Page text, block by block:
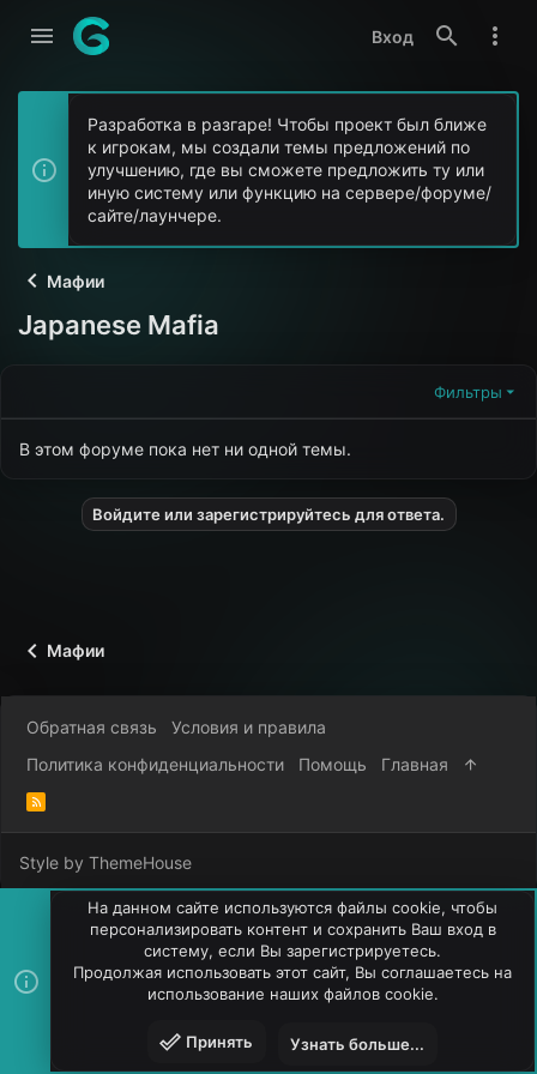
Вход
Разработка в разгаре! Чтобы проект был ближе
к игрокам, мы создали темы предложений по
улучшению, где вы сможете предложить ту или
иную систему или функцию на сервере/форуме/
сайте/лаунчере.
Мафии
Japanese Mafia
Фильтры
В этом форуме пока нет ни одной темы.
Войдите или зарегистрируйтесь для ответа.
Мафии
Обратная связь
Условия и правила
Политика конфиденциальности
Помощь Главная
R
S
Style by ThemeHouse
На данном сайте используются файлы cookie, чтобы
персонализировать контент и сохранить Ваш вход в
систему, если Вы зарегистрируетесь.
Продолжая использовать этот сайт, Вы соглашаетесь на
использование наших файлов cookie.
Принять Узнать больше...